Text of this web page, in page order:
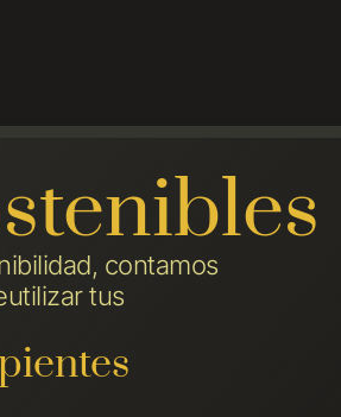
contamos
tus